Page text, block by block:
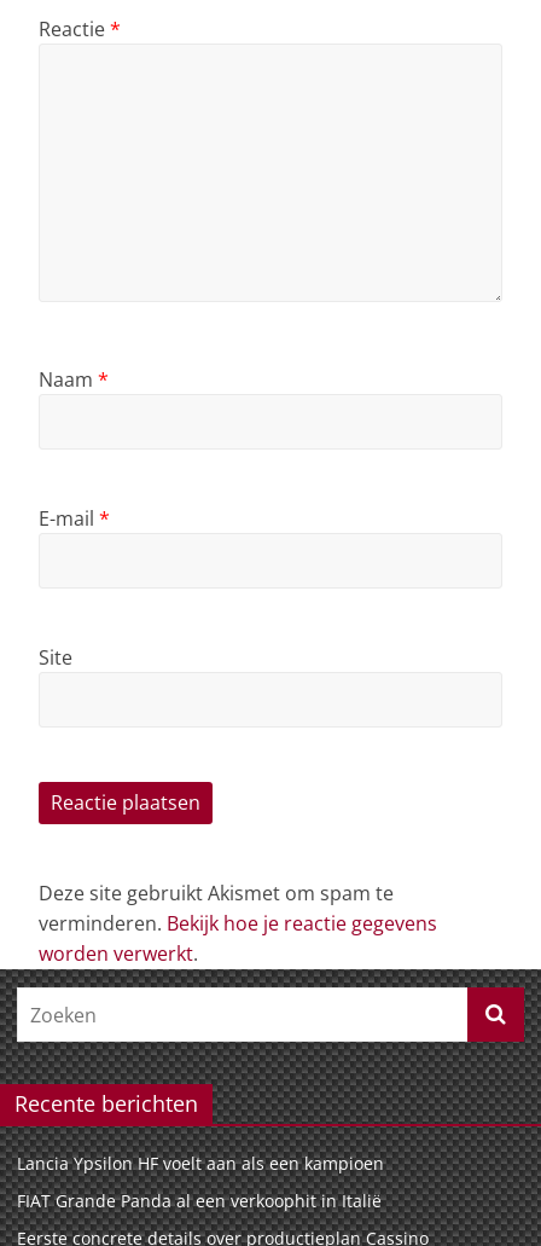
Reactie*
Naam *
E-mail *
Site
Deze site gebruikt Akismet om spam te
verminderen. Bekijk hoe je reactie gegevens
worden verwerkt.
Recente berichten
Lancia Ypsilon HF voelt aan als een kampioen
FIAT Grande Panda al een verkoophit in Italië
Eerste concrete details over productieplan Cassino